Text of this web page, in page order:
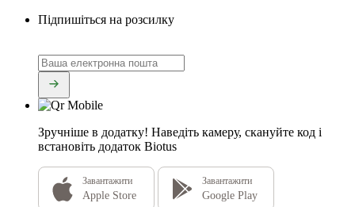
Підпишіться на розсилку
Зручніше в додатку! Наведіть камеру, скануйте код і
встановіть додаток Biotus
Завантажити
Apple Store
Завантажити
Google Play